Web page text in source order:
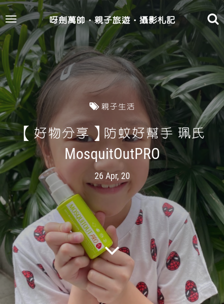
Toggle
navigation
呀劍萬帥‧親子旅遊‧攝影札記
親子生活
【好物分享】防蚊好幫手 珮氏
MosquitOutPRO
26 Apr, 20